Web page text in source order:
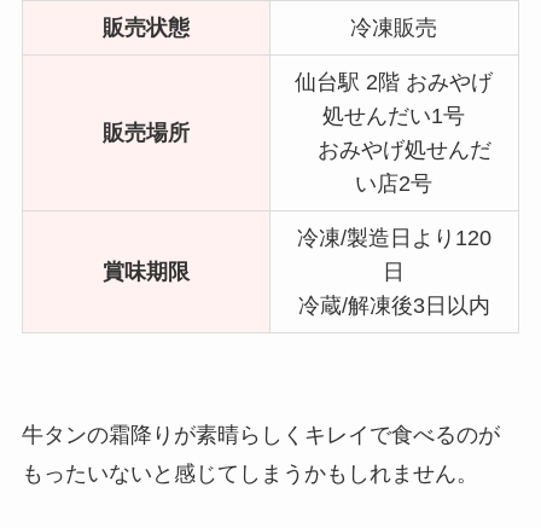
販売状態 冷凍販売
販売場所
仙台駅 2階 おみやげ
処せんだい1号
おみやげ処せんだ
い店2号
賞味期限
冷凍/製造日より120
日
冷蔵/解凍後3日以内
牛タンの霜降りが素晴らしくキレイで食べるのが
もったいないと感じてしまうかもしれません。